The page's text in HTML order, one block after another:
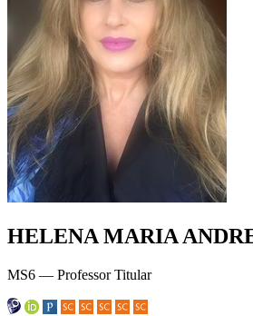
HELENA MARIA
MS6 — Professor Titular